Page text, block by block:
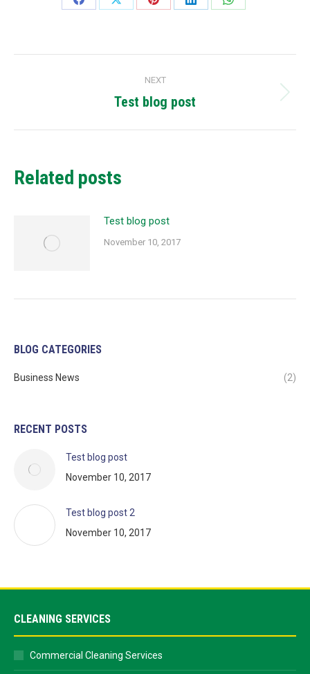
Share
Share
Share
Share
Share
navigation
NEXT
Next
Test blog post
Related posts
Test blog post
November 10, 2017
BLOG CATEGORIES
Business News (2)
RECENT POSTS
Test blog post
November 10, 2017
Test blog post 2
November 10, 2017
CLEANING SERVICES
Commercial Cleaning Services